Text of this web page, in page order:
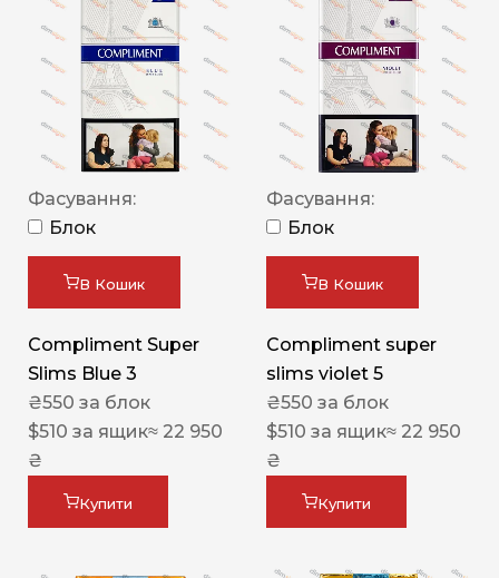
Фасування:
Блок
В Кошик
Compliment Super
Slims Blue 3
₴550 за блок
$510 за ящик≈ 22 950
₴
Купити
Фасування:
Блок
В Кошик
Compliment super
slims violet 5
₴550 за блок
$510 за ящик≈ 22 950
₴
Купити